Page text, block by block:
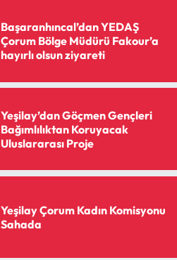
Başaranhıncal’dan YEDAŞ
Çorum Bölge Müdürü Fakour’a
hayırlı olsun ziyareti
Yeşilay’dan Göçmen Gençleri
Bağımlılıktan Koruyacak
Uluslararası Proje
Yeşilay Çorum Kadın Komisyonu
Sahada